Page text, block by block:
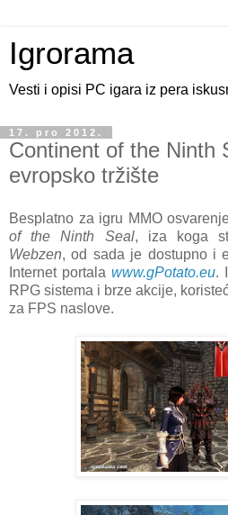
Igrorama
Vesti i opisi PC igara iz pera
17. pro 2012.
Continent of the Ninth
evropsko tržište
Besplatno za igru MMO
of the Ninth Seal, iza koga
Webzen, od sada je dostupno i
Internet portala www.gPotato.eu.
RPG sistema i brze akcije,
za FPS naslove.